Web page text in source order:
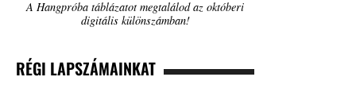
A Hangpróba táblázatot megtalálod az októberi
digitális különszámban!
RÉGI LAPSZÁMAINKAT